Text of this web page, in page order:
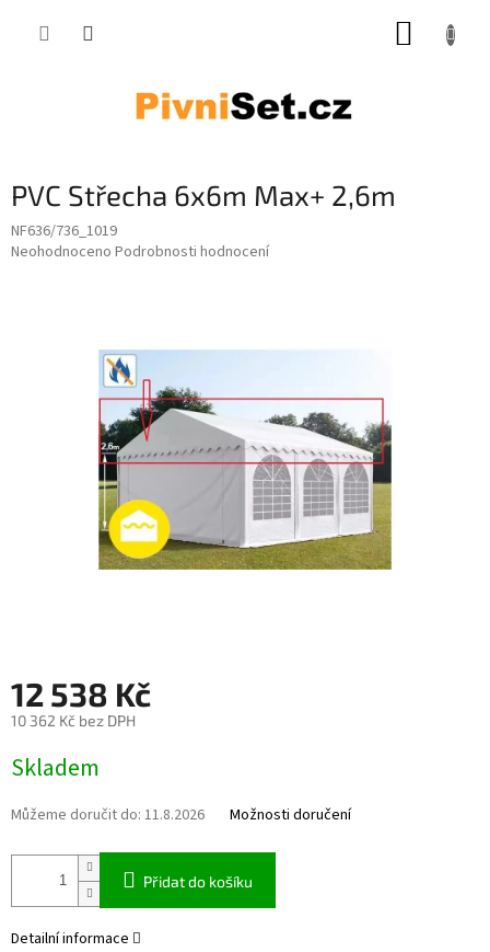
PVC Střecha 6x6m Max+ 2,6m
NF636/736_1019
Průměrné hodnocení produktu je 0,0 z 5 hvězdiček.
Neohodnoceno Podrobnosti hodnocení
12 538 Kč
10 362 Kč bez DPH
Skladem
Můžeme doručit do: 11.8.2026 Možnosti doručení
Přidat do košíku
Detailní informace